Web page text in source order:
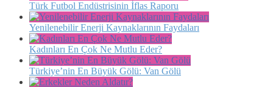
Türk Futbol Endüstrisinin İflas Raporu
Yenilenebilir Enerji Kaynaklarının Faydaları
Kadınları En Çok Ne Mutlu Eder?
Türkiye’nin En Büyük Gölü: Van Gölü